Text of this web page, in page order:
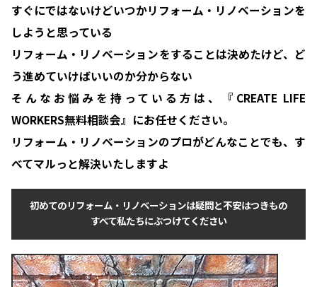
すぐにではないけどいつかリフォーム・リノベーションを
しようと思っている
リフォーム・リノベーションをすることは決めたけど、ど
う進めていけばいいのか分からない
そんなお悩みを持っている方は、『CREATE LIFE
WORKERS無料相談会』にお任せください。
リフォーム・リノベーションのプロがどんなことでも、す
べてマルっと解決いたしますよ
初めてのリフォーム・リノベーションは疑問と不安はつきもの
すべて私たちにぶつけてください